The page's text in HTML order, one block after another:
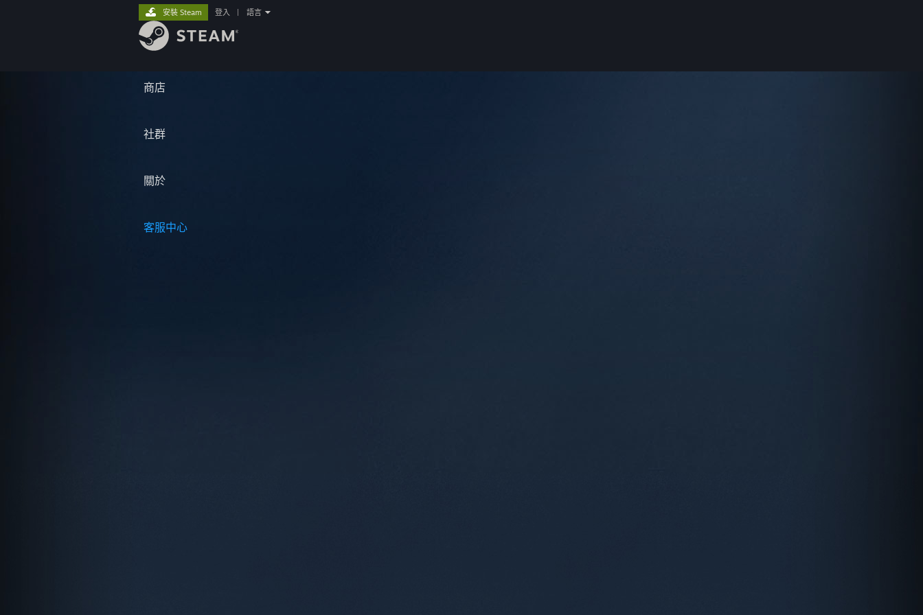
商店
社群
關於
客服中心
安裝 Steam 登入 語言